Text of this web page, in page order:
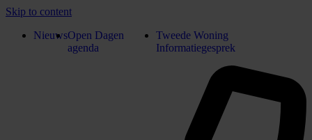
Skip to content
NieuwsOpen Dagen
agenda
Tweede Woning
Informatiegesprek